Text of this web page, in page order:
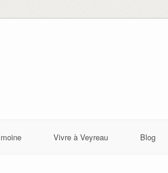
Vivre à Veyreau Blog